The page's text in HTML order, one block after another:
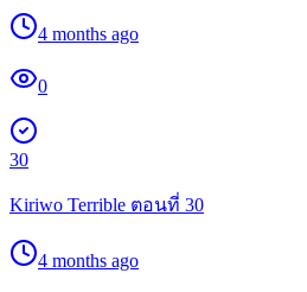
4 months ago
0
30
Kiriwo Terrible ตอนที่ 30
4 months ago